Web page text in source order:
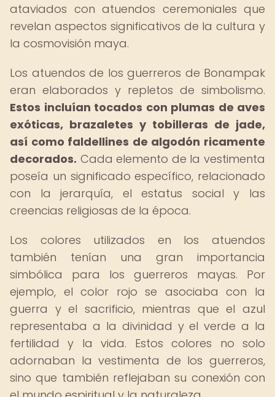
ataviados con atuendos ceremoniales que
revelan aspectos significativos de la cultura y
la cosmovisión maya.
Los atuendos de los guerreros de Bonampak
eran elaborados y repletos de simbolismo.
Estos incluían tocados con plumas de aves
exóticas, brazaletes y tobilleras de jade,
así como faldellines de algodón ricamente
decorados. Cada elemento de la vestimenta
poseía un significado específico, relacionado
con la jerarquía, el estatus social y las
creencias religiosas de la época.
Los colores utilizados en los atuendos
también tenían una gran importancia
simbólica para los guerreros mayas. Por
ejemplo, el color rojo se asociaba con la
guerra y el sacrificio, mientras que el azul
representaba a la divinidad y el verde a la
fertilidad y la vida. Estos colores no solo
adornaban la vestimenta de los guerreros,
sino que también reflejaban su conexión con